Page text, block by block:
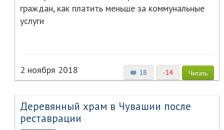
граждан, как платить меньше за коммунальные
услуги
18 -14 Читать
2 ноября 2018
Деревянный храм в Чувашии после
реставрации